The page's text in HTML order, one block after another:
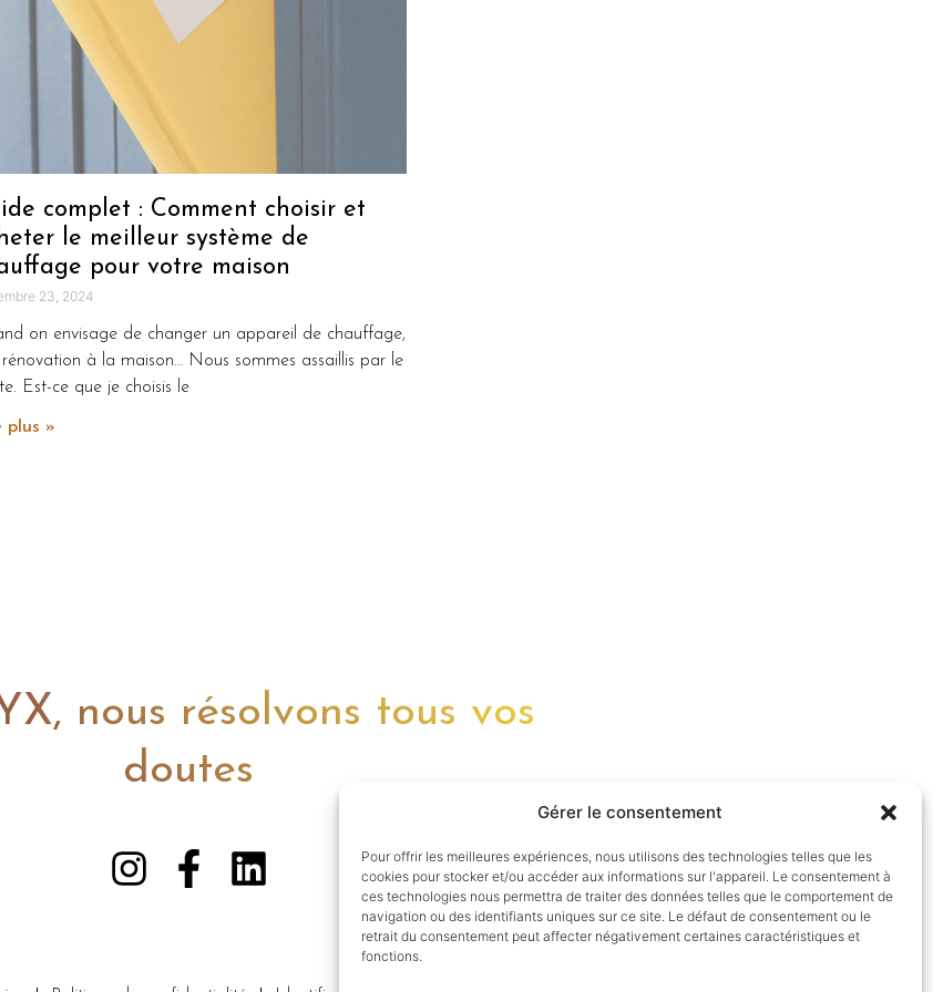
Gérer le consentement
Pour offrir les meilleures expériences, nous utilisons des technologies telles que les
cookies pour stocker et/ou accéder aux informations sur l'appareil. Le consentement à
ces technologies nous permettra de traiter des données telles que le comportement de
navigation ou des identifiants uniques sur ce site. Le défaut de consentement ou le
retrait du consentement peut affecter négativement certaines caractéristiques et
fonctions.
complet : Comment choisir et
le meilleur système de
pour votre maison
23, 2024
on envisage de changer un appareil de chauffage,
rénovation à la maison… Nous sommes assaillis par le
Est-ce que je choisis le
plus »
nous résolvons tous vos
doutes